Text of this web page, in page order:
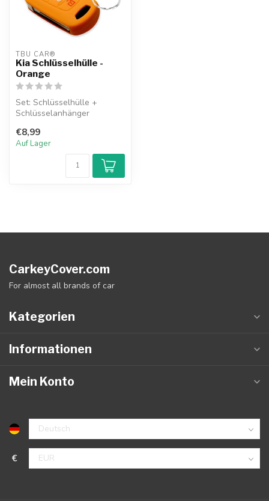
TBU CAR®
Kia Schlüsselhülle -
Orange
Set: Schlüsselhülle +
Schlüsselanhänger
€8,99
Auf Lager
CarkeyCover.com
For almost all brands of car
Kategorien
Informationen
Mein Konto
€